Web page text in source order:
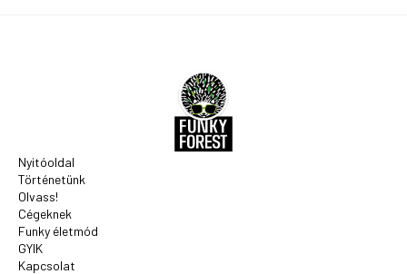
Nyitóoldal
Történetünk
Olvass!
Cégeknek
Funky életmód
GYIK
Kapcsolat